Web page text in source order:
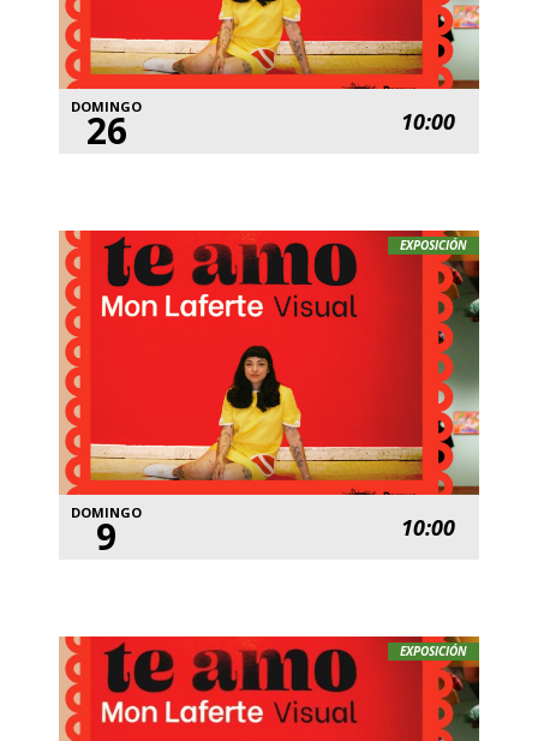
DOMINGO
26 10:00
EXPOSICIÓN
DOMINGO
9 10:00
EXPOSICIÓN